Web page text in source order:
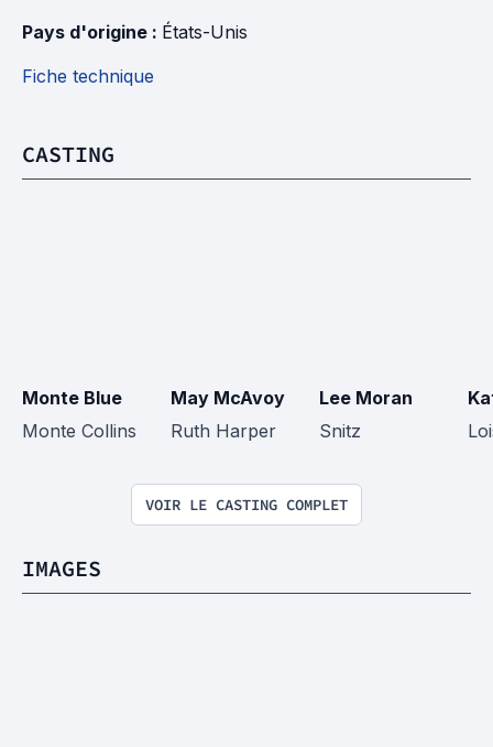
Pays d'origine : États-Unis
Fiche technique
CASTING
Monte Blue
Monte Collins
May McAvoy
Ruth Harper
Lee Moran
Snitz
VOIR LE CASTING COMPLET
IMAGES